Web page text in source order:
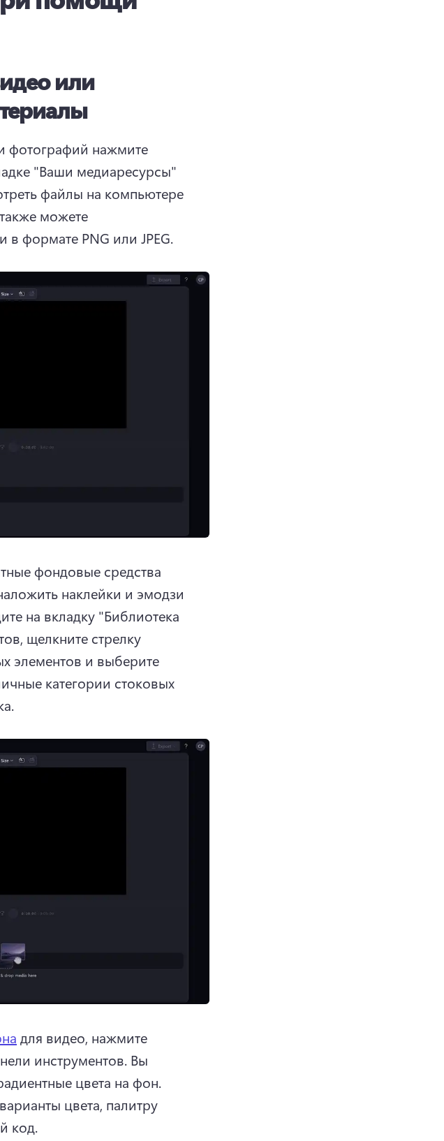
или
фотографий нажмите
"Ваши медиаресурсы"
файлы на компьютере
можете
формате PNG или JPEG.
фондовые средства
наклейки и эмодзи
на вкладку "Библиотека
щелкните стрелку
элементов и выберите
категории стоковых
для видео, нажмите
инструментов. Вы
цвета на фон.
цвета, палитру
код.